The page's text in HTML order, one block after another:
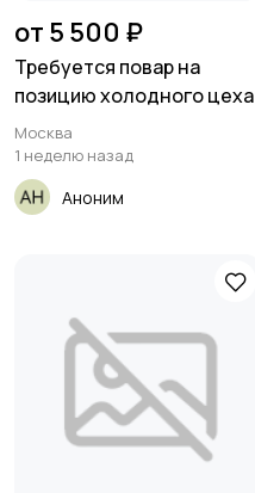
от 5 500 ₽
Требуется повар на
позицию холодного цеха
Москва
1 неделю назад
Аноним